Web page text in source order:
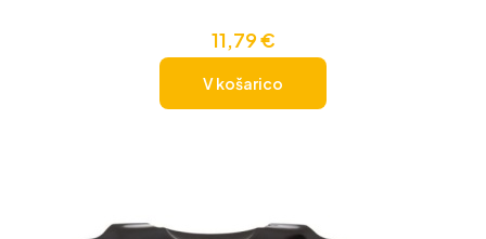
11,79€
V košarico